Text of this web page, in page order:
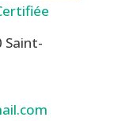
Saint-